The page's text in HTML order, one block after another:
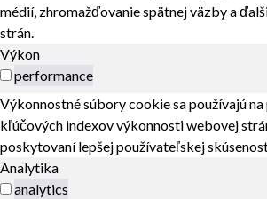
médií, zhromažďovanie spätnej väzby a
strán.
Výkon
performance
Výkonnostné súbory cookie sa používajú
kľúčových indexov výkonnosti webovej
poskytovaní lepšej používateľskej
Analytika
analytics